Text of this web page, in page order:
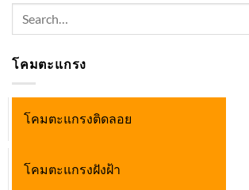
โคมตะแกรง
โคมตะแกรงติดลอย
โคมตะแกรงฝังฝ้า